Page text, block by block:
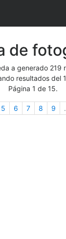
de
a generado 219
resultados del
Página 1 de 15.
5 6 7 8 9